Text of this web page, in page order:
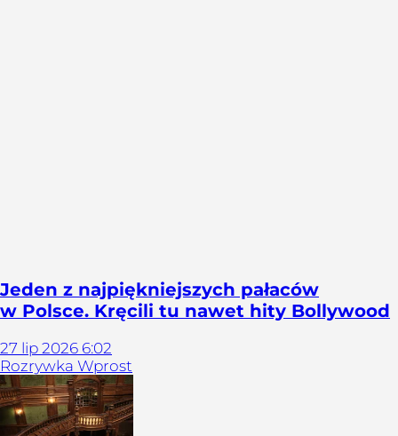
Jeden z najpiękniejszych pałaców
w Polsce. Kręcili tu nawet hity Bollywood
27 lip 2026 6:02
Rozrywka Wprost